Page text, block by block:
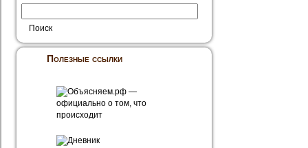
Полезные ссылки